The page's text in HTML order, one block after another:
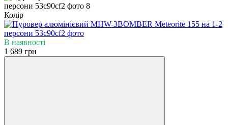
Колір
В наявності
1 689 грн